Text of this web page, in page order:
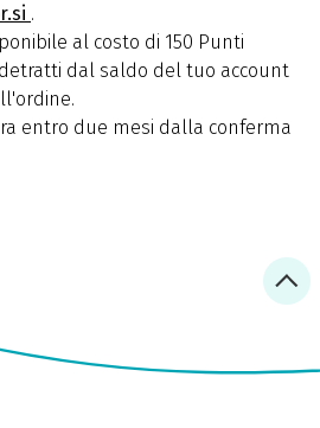
.
al costo di 150 Punti
detratti dal saldo del tuo account
entro due mesi dalla conferma